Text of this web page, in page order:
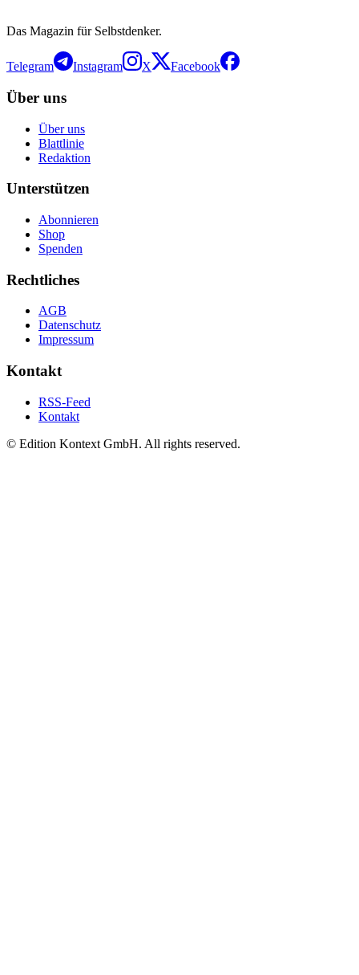
Das Magazin für Selbstdenker.
Telegram Instagram X Facebook
Über uns
Über uns
Blattlinie
Redaktion
Unterstützen
Abonnieren
Shop
Spenden
Rechtliches
AGB
Datenschutz
Impressum
Kontakt
RSS-Feed
Kontakt
© Edition Kontext GmbH. All rights reserved.